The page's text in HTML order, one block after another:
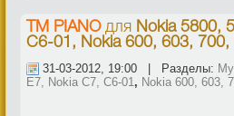
TM PIANOдля Nokia 5800,
C6-01, Nokia 600, 603, 700,
31-03-2012, 19:00 | Разделы:
E7, Nokia C7, C6-01 , Nokia 600, 603,